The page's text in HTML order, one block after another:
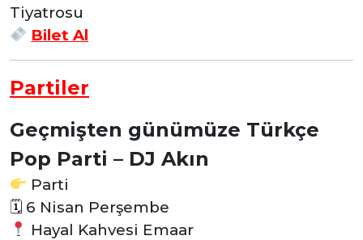
Tiyatrosu
Bilet Al
Partiler
Geçmişten günümüze Türkçe
Pop Parti – DJ Akın
Parti
🗓 6 Nisan Perşembe
Hayal Kahvesi Emaar